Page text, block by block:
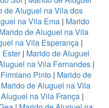
de Aluguel na Vila dos
na Vila Ema| Marido
Marido de Aluguel na Vila
na Vila Esperança |
| Marido de Aluguel
na Vila Fernandes |
Pinto| Marido de
Marido de Aluguel na Vila
na Vila França |